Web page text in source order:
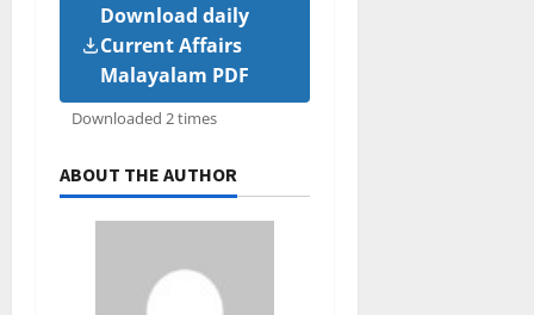
Download daily
Current Affairs
Malayalam PDF
Downloaded 2 times
ABOUT THE AUTHOR